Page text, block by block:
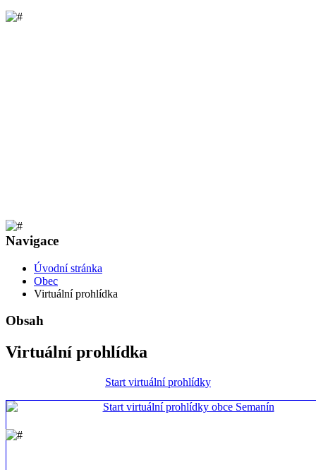
Navigace
Úvodní stránka
Obec
Virtuální prohlídka
Obsah
Virtuální prohlídka
Start virtuální prohlídky